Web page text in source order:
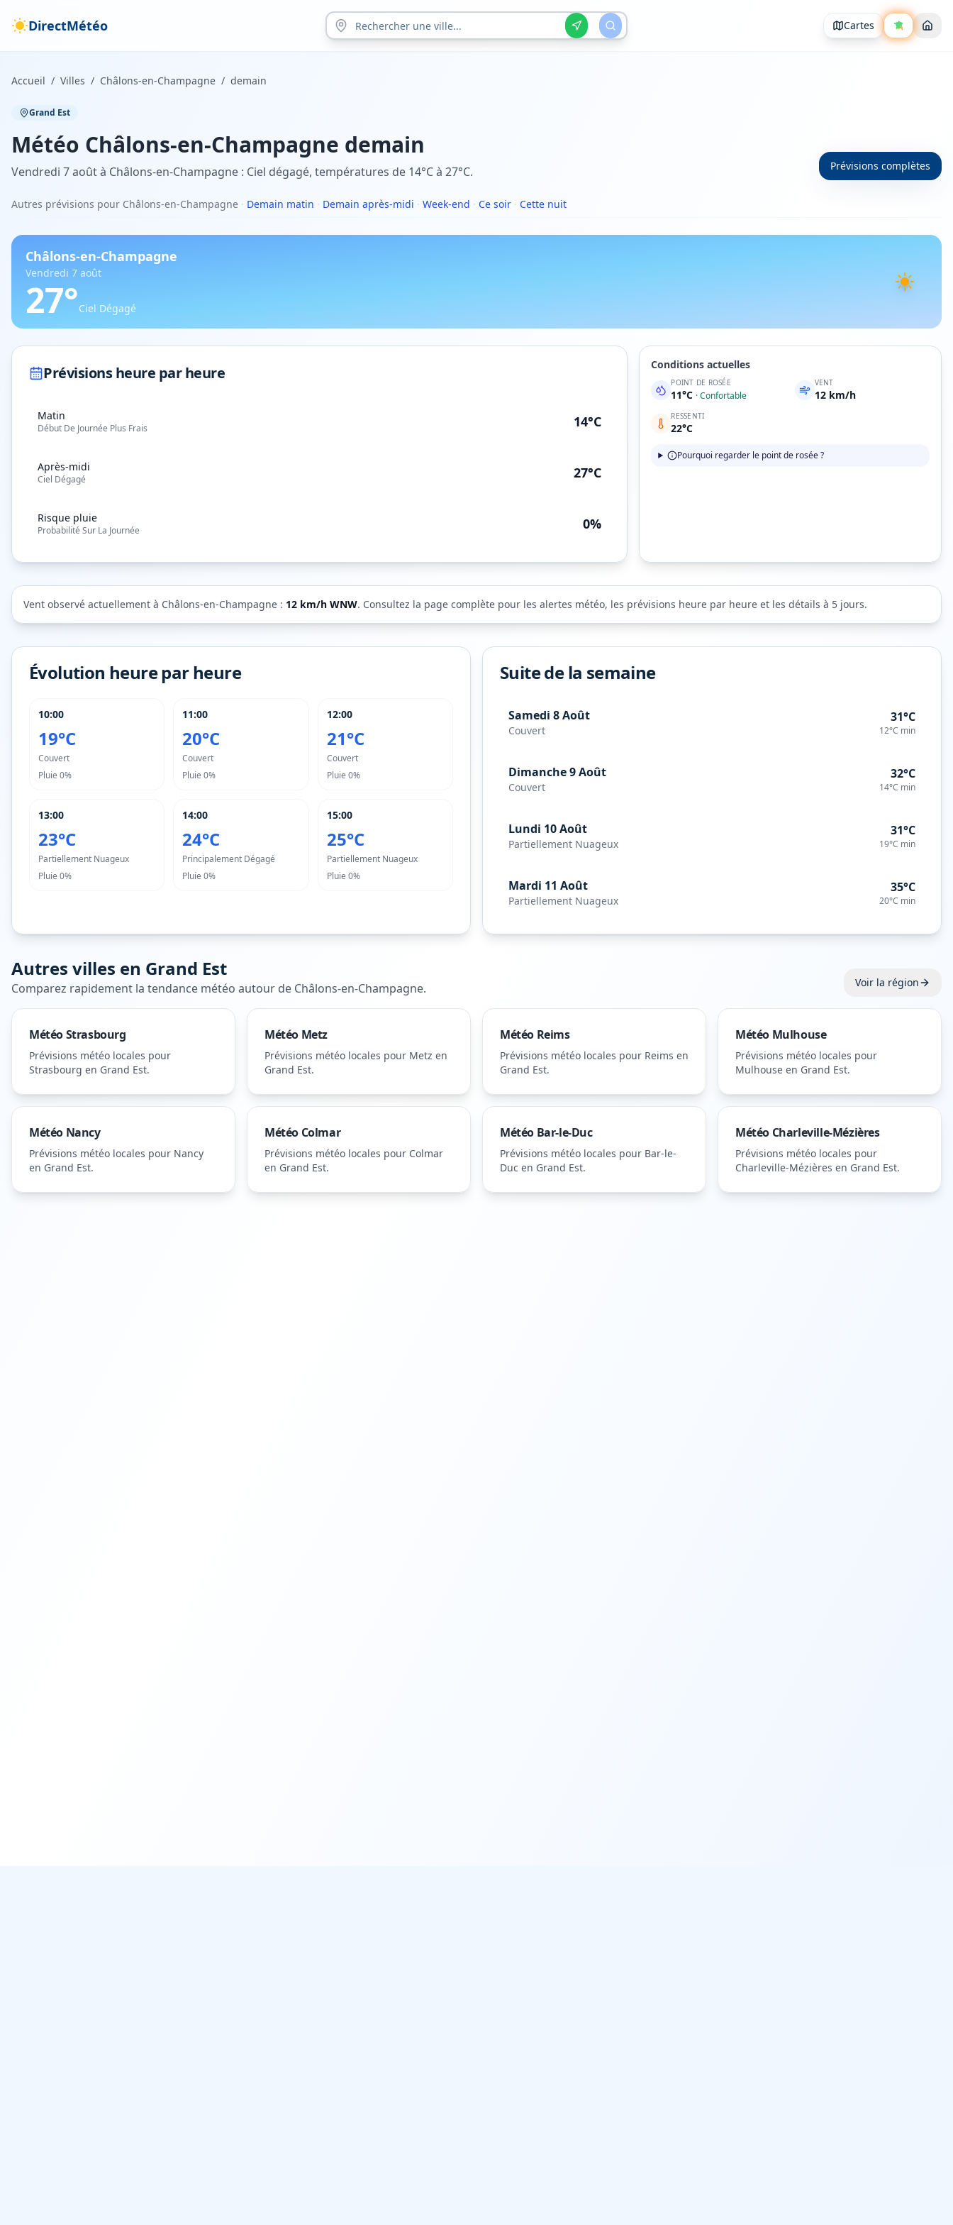
DirectMétéo Cartes
Accueil / Villes / Châlons-en-Champagne / demain
Grand Est
Météo Châlons-en-Champagne demain
Vendredi 7 août à Châlons-en-Champagne : Ciel dégagé, températures de 14°C à 27°C. Prévisions complètes
Autres prévisions pour Châlons-en-Champagne · Demain matin · Demain après-midi · Week-end · Ce soir · Cette nuit
Châlons-en-Champagne
Vendredi 7 août
27°Ciel Dégagé
Prévisions heure par heure
Matin
Début De Journée Plus Frais 14°C
Après-midi
Ciel Dégagé 27°C
Risque pluie
Probabilité Sur La Journée 0%
Conditions actuelles
POINT DE ROSÉE
11°C ·Confortable
VENT
12km/h
RESSENTI
22°C
Pourquoi regarder le point de rosée ?
Vent observé actuellement à Châlons-en-Champagne : 12 km/h WNW. Consultez la page complète pour les alertes météo, les prévisions heure par heure et les détails à 5 jours.
Évolution heure par heure
10:00
19°C
Couvert
Pluie 0%
11:00
20°C
Couvert
Pluie0%
12:00
21°C
Couvert
Pluie 0%
13:00
23°C
Partiellement Nuageux
Pluie 0%
14:00
24°C
Principalement Dégagé
Pluie0%
15:00
25°C
Partiellement Nuageux
Pluie 0%
Suite de la semaine
Samedi 8 Août
Couvert
31°C
12°C min
Dimanche 9 Août
Couvert
32°C
14°C min
Lundi 10 Août
Partiellement Nuageux
31°C
19°C min
Mardi 11 Août
Partiellement Nuageux
35°C
20°C min
Autres villes en Grand Est
Comparez rapidement la tendance météo autour de Châlons-en-Champagne. Voir la région
MétéoStrasbourg
Prévisions météo locales pour
Strasbourg en Grand Est.
Météo Metz
Prévisions météo locales pour Metz en
Grand Est.
Météo Reims
Prévisions météo locales pour Reims en
Grand Est.
Météo Mulhouse
Prévisions météo locales pour
Mulhouse en Grand Est.
Météo Nancy
Prévisions météo locales pour Nancy
en Grand Est.
Météo Colmar
Prévisions météo locales pour Colmar
en Grand Est.
Météo Bar-le-Duc
Prévisions météo locales pour Bar-le-
Duc en Grand Est.
Météo Charleville-Mézières
Prévisions météo locales pour
Charleville-Mézières en Grand Est.